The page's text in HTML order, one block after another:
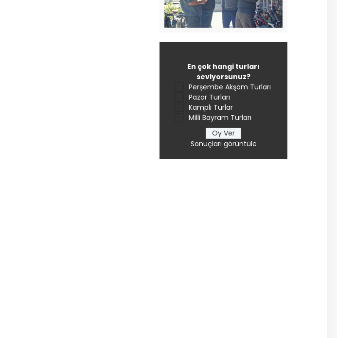
En çok hangi turları
seviyorsunuz?
Perşembe Akşam Turları
Pazar Turları
Kamplı Turlar
Milli Bayram Turları
Sonuçları görüntüle